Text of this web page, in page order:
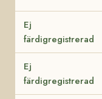
Ej
färdigregistrerad
Ej
färdigregistrerad